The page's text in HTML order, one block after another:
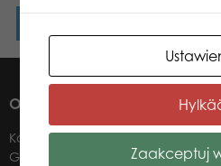
O NAS
Kontakt
Gdzie kupić?
Zaakceptuj